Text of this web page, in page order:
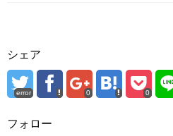
シェア
error 0 0
フォロー